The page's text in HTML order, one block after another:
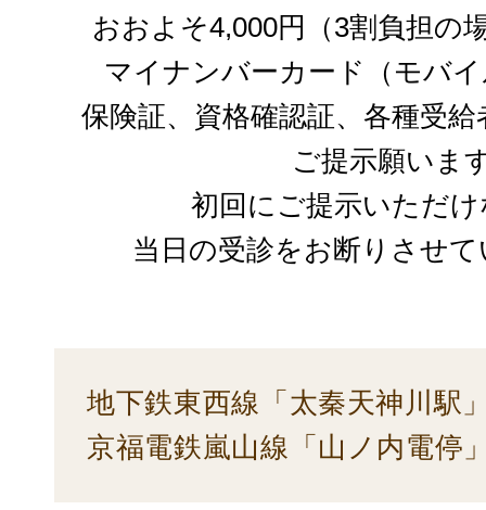
おおよそ4,000円（3割負担の
マイナンバーカード（モバ
保険証、資格確認証、各種受
ご提示願いま
初回にご提示いただ
当日の受診をお断りさせ
地下鉄東西線「太秦天神川駅
京福電鉄嵐山線「山ノ内電停